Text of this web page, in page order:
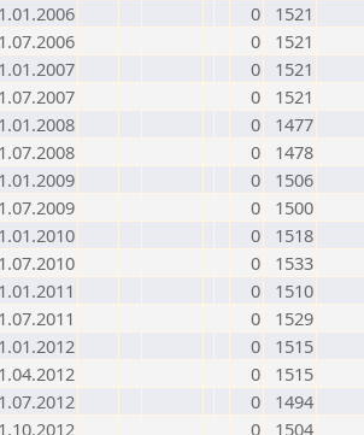
0
1521
0
1521
0
1521
0
1521
0
1477
0
1478
0
1506
0
1500
0
1518
0
1533
0
1510
0
1529
0
1515
0
1515
0
1494
0
1504